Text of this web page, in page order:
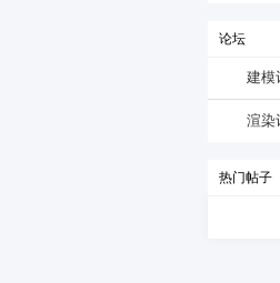
论坛
建模
渲染
热门帖子